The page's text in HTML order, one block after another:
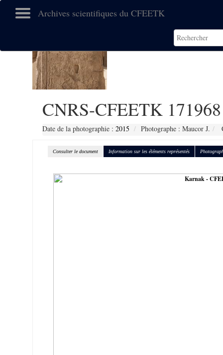
Archives scientifiques du CFEETK
CNRS-CFEETK 171968
Date de la photographie : 2015 Photographe : Maucor J.
Consulter le document Information sur les éléments représentés